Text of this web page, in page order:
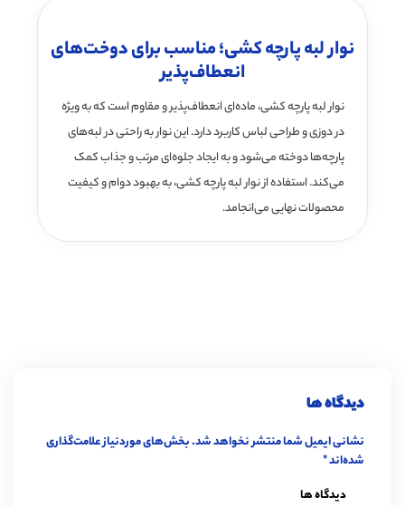
نوار لبه پارچه کشی؛ مناسب برای دوخت‌های
انعطاف‌پذیر
نوار لبه پارچه کشی، ماده‌ای انعطاف‌پذیر و مقاوم است که به ویژه
در دوزی و طراحی لباس کاربرد دارد. این نوار به راحتی در لبه‌های
پارچه‌ها دوخته می‌شود و به ایجاد جلوه‌ای مرتب و جذاب کمک
می‌کند. استفاده از نوار لبه پارچه کشی، به بهبود دوام و کیفیت
محصولات نهایی می‌انجامد.
دیدگاه ها
نشانی ایمیل شما منتشر نخواهد شد.بخش‌های موردنیاز علامت‌گذاری
شده‌اند*
دیدگاه ها